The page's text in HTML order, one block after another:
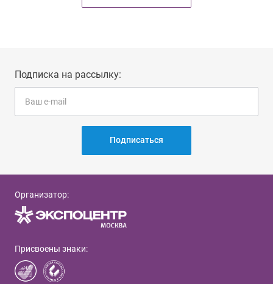
Подписка на рассылку:
Подписаться
Организатор:
Присвоены знаки: